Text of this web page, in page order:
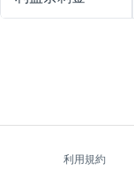
利用規約